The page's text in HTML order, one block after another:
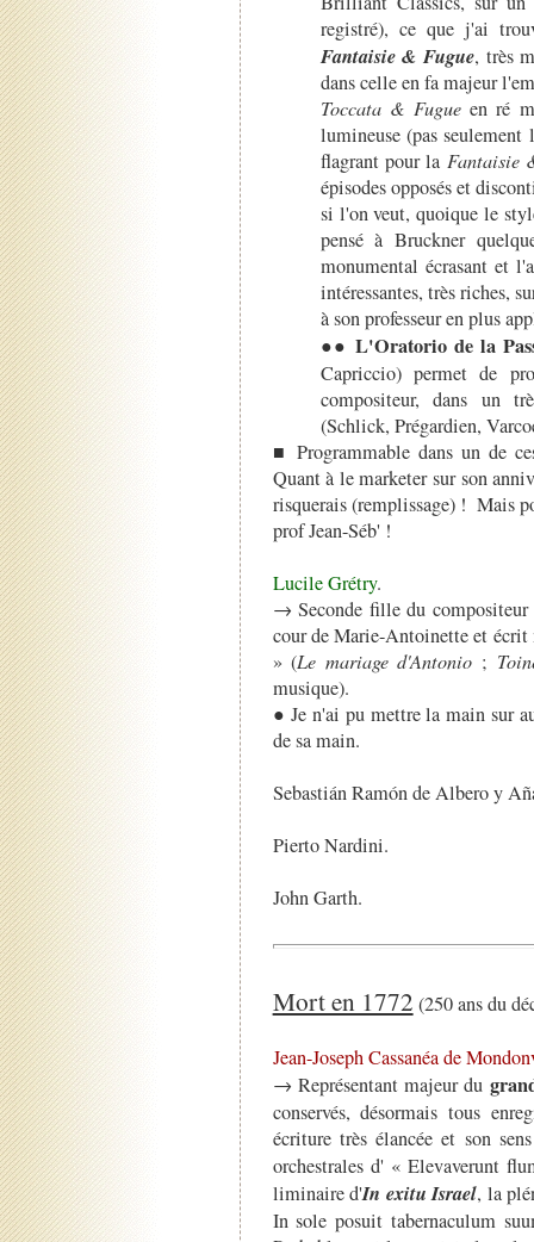
registré), ce que j'ai
Fantaisie & Fugue, très
dans celle en fa majeur
Toccata & Fugueen ré
lumineuse (pas
flagrant pour la Fantaisie
épisodes opposés et
si l'on veut, quoique le
pensé à Bruckner
monumental écrasant et
intéressantes, très riches,
à son professeur en plus
●●L'Oratorio de la
Capriccio) permet de
compositeur, dans un
(Schlick, Prégardien,
■ Programmable dans un de
Quant à le marketer sur son
risquerais (remplissage) ! Mais
prof Jean-Séb' !
Lucile Grétry.
→ Seconde fille du compositeur
cour de Marie-Antoinette et écrit
» (Le mariage d'Antonio ;
musique).
● Je n'ai pu mettre la main sur
de sa main.
Sebastián Ramón de Albero y
Pierto Nardini.
John Garth.
Mort en 1772 (250 ans du
Jean-Joseph Cassanéa de
→ Représentant majeur du
conservés, désormais tous
écriture très élancée et son
orchestrales d' « Elevaverunt
liminaire d'In exitu Israel, la
In sole posuit tabernaculum